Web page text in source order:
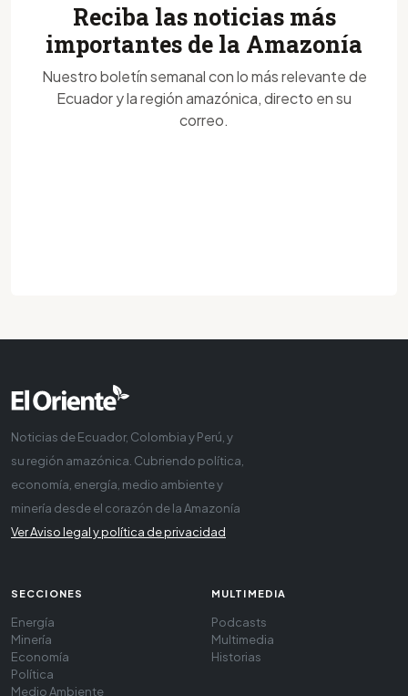
Reciba las noticias más
importantes de la Amazonía
Nuestro boletín semanal con lo más relevante de
Ecuador y la región amazónica, directo en su
correo.
Noticias de Ecuador, Colombia y Perú, y
su región amazónica. Cubriendo política,
economía, energía, medio ambiente y
minería desde el corazón de la Amazonía
Ver Aviso legal y política de privacidad
SECCIONES
Energía
Minería
Economía
Política
Medio Ambiente
MULTIMEDIA
Podcasts
Multimedia
Historias